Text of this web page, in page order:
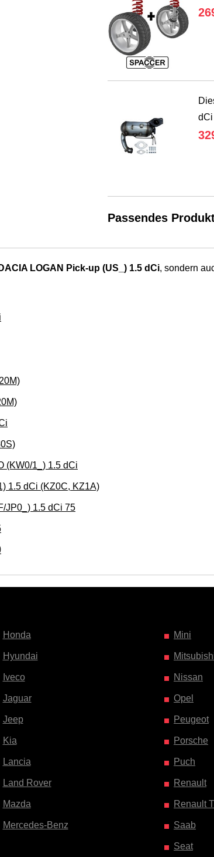
Passendes
DACIA LOGAN Pick-up (US_) 1.5 dCi, sondern
(KW0/1_) 1.5 dCi
1.5 dCi (KZ0C, KZ1A)
JP0_) 1.5 dCi 75
Honda
Hyundai
Iveco
Jaguar
Jeep
Kia
Lancia
Land Rover
Mazda
Mercedes-Benz
Mini
Nissan
Opel
Peugeot
Porsche
Puch
Renault
Renault
Saab
Seat